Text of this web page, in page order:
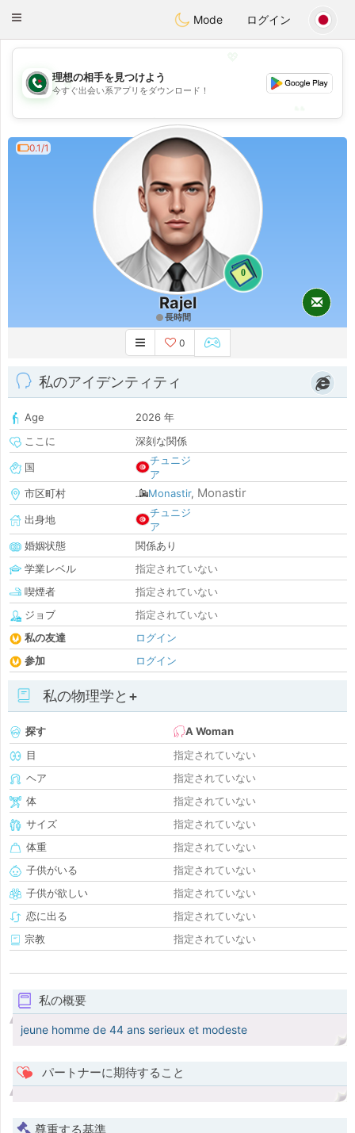
Weshrak
Toggle
Mode ログイン
💖
💕
理想の相手を見つけよう
今すぐ出会い系アプリをダウンロード！
0.1/1
0
Rajel
長時間
0
私のアイデンティティ
Age
2026 年
ここに
深刻な関係
国
チュニジ
ア
市区町村
Monastir, Monastir
出身地
チュニジ
ア
婚姻状態
関係あり
学業レベル
指定されていない
喫煙者
指定されていない
ジョブ
指定されていない
私の友達
ログイン
参加
ログイン
私の物理学と+
探す
A Woman
目
指定されていない
ヘア
指定されていない
体
指定されていない
サイズ
指定されていない
体重
指定されていない
子供がいる
指定されていない
子供が欲しい
指定されていない
恋に出る
指定されていない
宗教
指定されていない
私の概要
jeune homme de 44 ans serieux et modeste
パートナーに期待すること
尊重する基準